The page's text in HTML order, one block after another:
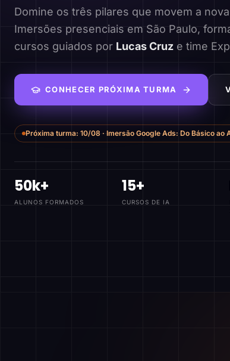
Domine os três pilares que movem a
Imersões presenciais em São Paulo,
cursos guiados por Lucas Cruz e time
CONHECER PRÓXIMA TURMA
Próxima turma: 10/08 · Imersão Google Ads: Do Básico ao
50k+
ALUNOS FORMADOS
15+
CURSOS DE IA